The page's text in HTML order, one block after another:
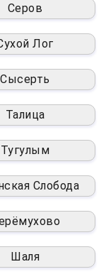
Серов
Лог
Сысерть
Талица
Тугулым
Слобода
Шаля